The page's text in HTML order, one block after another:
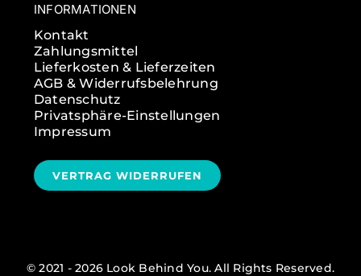
INFORMATIONEN
Kontakt
Zahlungsmittel
Lieferkosten & Lieferzeiten
AGB & Widerrufsbelehrung
Datenschutz
Privatsphäre-Einstellungen
Impressum
VERTRAG WIDERRUFEN
© 2021 - 2026 Look Behind You. All Rights Reserved.